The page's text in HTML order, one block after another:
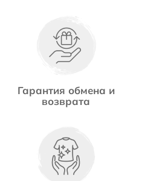
Гарантия обмена и
возврата